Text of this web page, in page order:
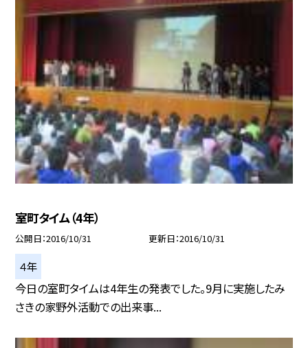
室町タイム（4年）
公開日 2016/10/31 更新日 2016/10/31
４年
今日の室町タイムは4年生の発表でした。9月に実施したみ
さきの家野外活動での出来事...